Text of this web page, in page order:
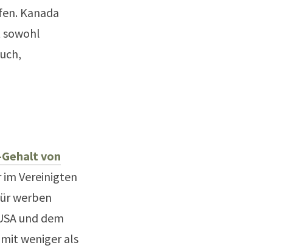
Kanada
von
im Vereinigten
werben
und dem
mit weniger als